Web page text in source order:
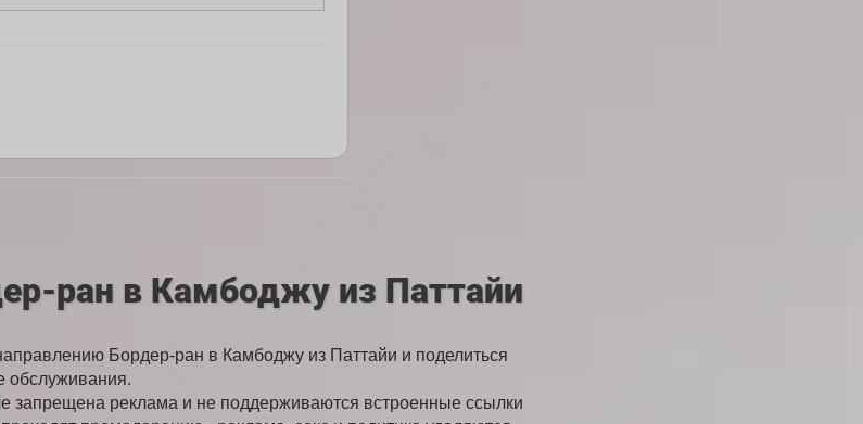
ран в Камбоджу из Паттайи
Бордер-ран в Камбоджу из Паттайи и поделиться
обслуживания.
запрещена реклама и не поддерживаются встроенные ссылки